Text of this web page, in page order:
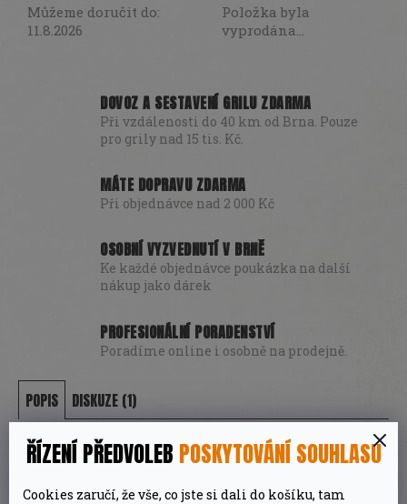
ŘÍZENÍ PŘEDVOLEB POSKYTOVÁNÍ SOUHLASU
Cookies zaručí, že vše, co jste si dali do košíku, tam
Můžeme doručit do:
11.8.2026
Položka byla
vyprodána…
DOVOZ A SESTAVENÍ GRILU ZDARMA
Při vzdálenosti do 40 km od Brna. Pouze
pro grily nad 15 tis. Kč.
MÁTE DOPRAVU ZDARMA
Při objednávce nad 2 000 Kč
OSOBNÍ VYZVEDNUTÍ V BRNĚ
Ke každé objednávce poukázka na další
nákup jako dárek
PROFESIONÁLNÍ PORADENSTVÍ
Poradíme online i osobně na prodejně.
POPIS DISKUZE (1)
DETAILNÍ POPIS PRODUKTU